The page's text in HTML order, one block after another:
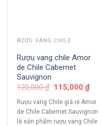
RƯỢU VANG CHILE
Rượu vang chile Amor
de Chile Cabernet
Sauvignon
120,000₫ 115,000₫
Rượu vang Chile giá rẻ Amor
de Chile Cabernet Sauvignon
là sản phẩm rượu vang Chile